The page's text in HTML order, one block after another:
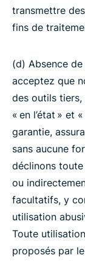
transmettre
fins de
(d) Absence
acceptez que
des outils
« en l’état » et
garantie,
sans aucune
déclinons
ou
facultatifs, y
utilisation
Toute
proposés par